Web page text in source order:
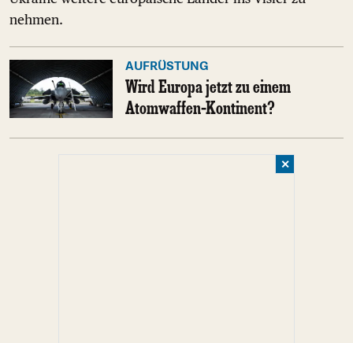
nehmen.
AUFRÜSTUNG
Wird Europa jetzt zu einem
Atomwaffen-Kontinent?
✕